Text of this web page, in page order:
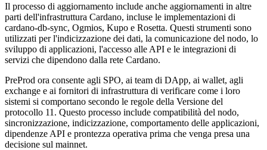
Il processo di aggiornamento include anche aggiornamenti in altre
parti dell'infrastruttura Cardano, incluse le implementazioni di
cardano-db-sync, Ogmios, Kupo e Rosetta. Questi strumenti sono
utilizzati per l'indicizzazione dei dati, la comunicazione del nodo, lo
sviluppo di applicazioni, l'accesso alle API e le integrazioni di
servizi che dipendono dalla rete Cardano.
PreProd ora consente agli SPO, ai team di DApp, ai wallet, agli
exchange e ai fornitori di infrastruttura di verificare come i loro
sistemi si comportano secondo le regole della Versione del
protocollo 11. Questo processo include compatibilità del nodo,
sincronizzazione, indicizzazione, comportamento delle applicazioni,
dipendenze API e prontezza operativa prima che venga presa una
decisione sul mainnet.